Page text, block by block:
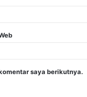
saya berikutnya.